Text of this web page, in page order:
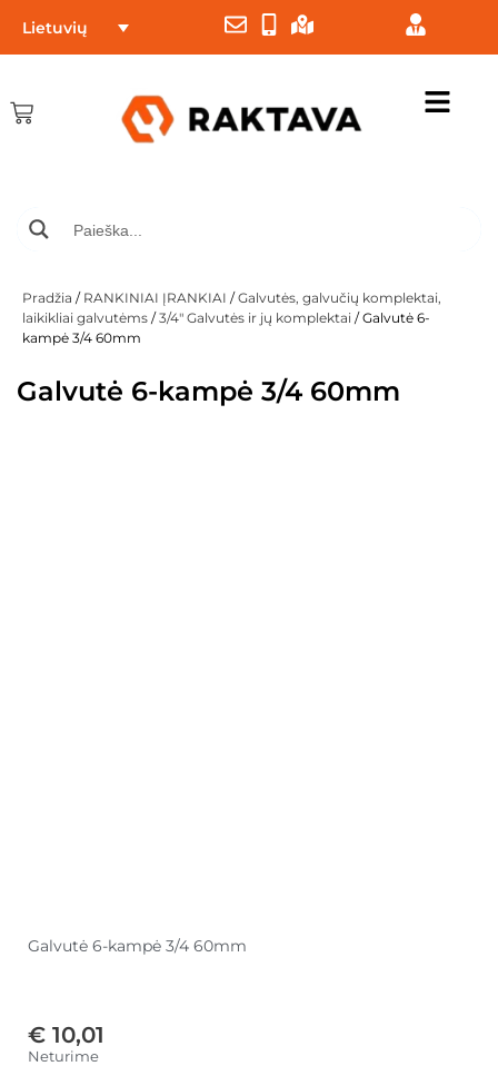
Lietuvių
Pradžia / RANKINIAI ĮRANKIAI /Galvutės, galvučių komplektai,
laikikliai galvutėms /3/4" Galvutės ir jų komplektai / Galvutė 6-
kampė 3/4 60mm
Galvutė 6-kampė 3/4 60mm
Galvutė 6-kampė 3/4 60mm
€ 10,01
Neturime